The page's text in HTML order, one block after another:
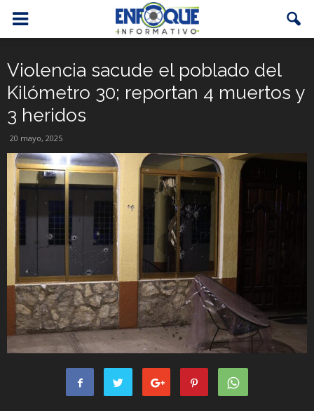
Violencia sacude el poblado del
Kilómetro 30; reportan 4 muertos y
3 heridos
20 mayo, 2025